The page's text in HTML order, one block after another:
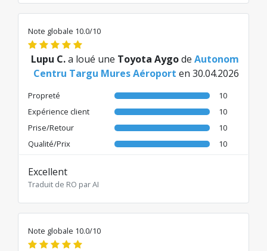
Note globale 10.0/10
Lupu C.a loué une Toyota Aygode Autonom
Centru Targu Mures Aéroport en 30.04.2026
Propreté
10
Expérience client
10
Prise/Retour
10
Qualité/Prix
10
Excellent
Traduit de RO par AI
Note globale 10.0/10